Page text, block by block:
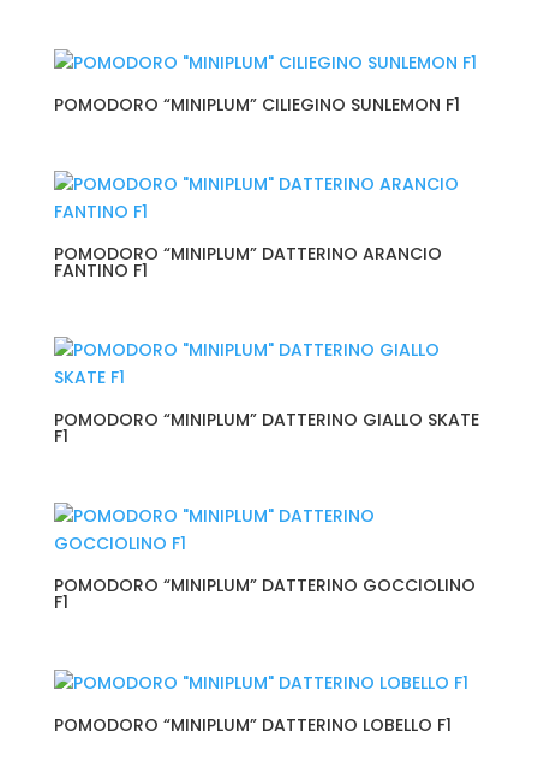
POMODORO “MINIPLUM” CILIEGINO SUNLEMON F1
POMODORO “MINIPLUM” DATTERINO ARANCIO
FANTINO F1
POMODORO “MINIPLUM” DATTERINO GIALLO SKATE
F1
POMODORO “MINIPLUM” DATTERINO GOCCIOLINO
F1
POMODORO “MINIPLUM” DATTERINO LOBELLO F1